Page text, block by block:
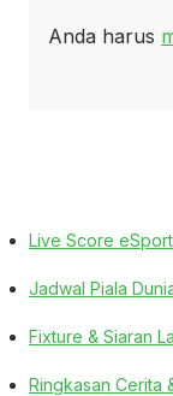
Anda harus
Live Score
Jadwal Piala
Fixture & Siaran
Ringkasan Cerita